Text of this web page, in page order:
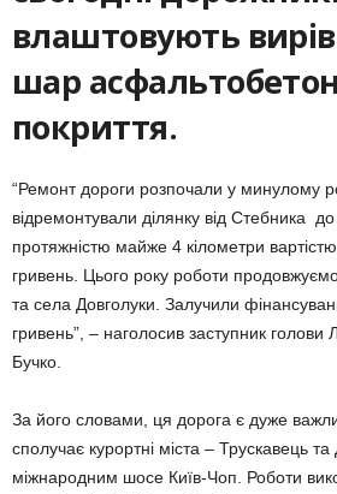
влаштовують
шар
покриття.
“Ремонт дороги розпочали у минулому
відремонтували ділянку від Стебника
протяжністю майже 4 кілометри
гривень. Цього року роботи
та села Довголуки. Залучили
гривень”, – наголосив заступник голови
Бучко.
За його словами, ця дорога є дуже
сполучає курортні міста – Трускавець
міжнародним шосе Київ-Чоп. Роботи